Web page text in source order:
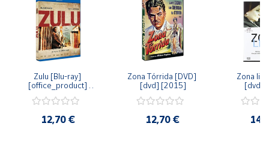
Zulu [Blu-ray]
[office_product]
12,70 €
Zona Tórrida [DVD]
[dvd] [2015]
12,70 €
Zona
[dvd]